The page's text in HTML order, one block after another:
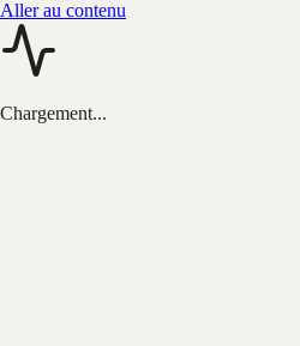
Aller au contenu
Chargement...